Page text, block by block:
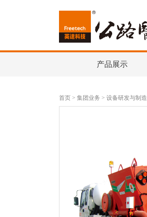
产品展示
首页 > 集团业务 > 设备研发与制造